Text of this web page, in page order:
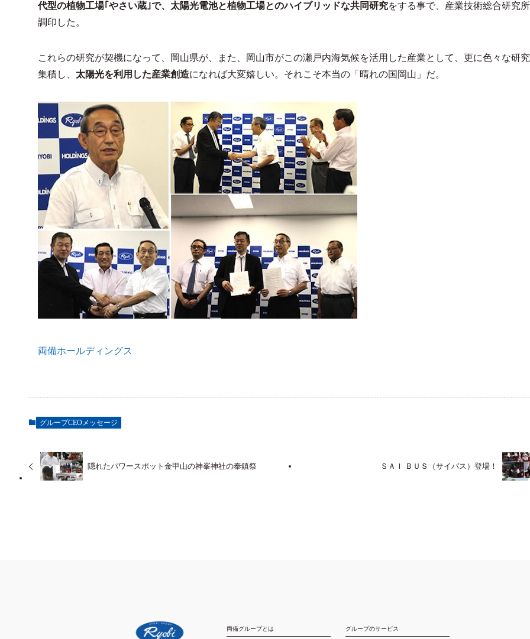
代型の植物工場｢やさい蔵｣で、太陽光電池と植物工場とのハイブリッドな共同研究をする事で、産業技術総合研究
調印した。
これらの研究が契機になって、岡山県が、また、岡山市がこの瀬戸内海気候を活用した産業として、更に色々な研
集積し、 太陽光を利用した産業創造になれば大変嬉しい。それこそ本当の「晴れの国岡山」だ。
両備ホールディングス
グループCEOメッセージ
隠れたパワースポット金甲山の神峯神社の奉鎮祭 ＳＡＩ ＢＵＳ（サイバス）登場！
両備グループとは グループのサービス